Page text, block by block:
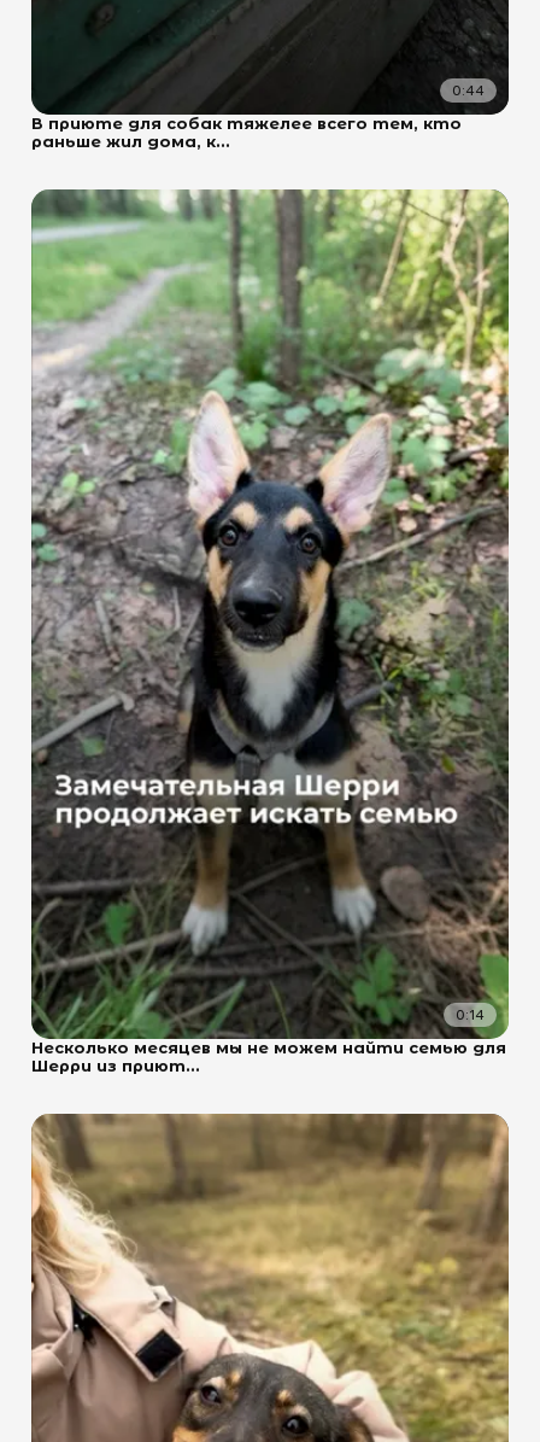
0:44
В приюте для собак тяжелее всего тем, кто
раньше жил дома, к...
0:14
Несколько месяцев мы не можем найти семью для
Шерри из приют...